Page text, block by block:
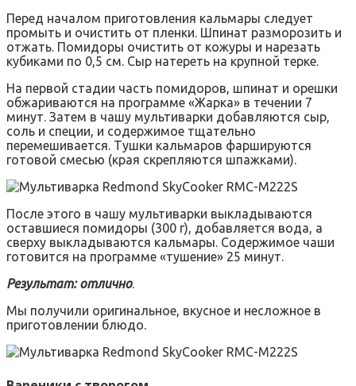
Перед началом приготовления кальмары следует
промыть и очистить от пленки. Шпинат разморозить и
отжать. Помидоры очистить от кожуры и нарезать
кубиками по 0,5 см. Сыр натереть на крупной терке.
На первой стадии часть помидоров, шпинат и орешки
обжариваются на программе «Жарка» в течении 7
минут. Затем в чашу мультиварки добавляются сыр,
соль и специи, и содержимое тщательно
перемешивается. Тушки кальмаров фаршируются
готовой смесью (края скрепляются шпажками).
После этого в чашу мультиварки выкладываются
оставшиеся помидоры (300 г), добавляется вода, а
сверху выкладываются кальмары. Содержимое чаши
готовится на программе «тушение» 25 минут.
Результат: отлично.
Мы получили оригинальное, вкусное и несложное в
приготовлении блюдо.